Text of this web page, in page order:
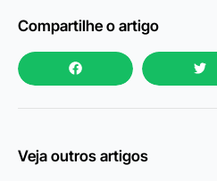
Compartilhe o artigo
Veja outros artigos